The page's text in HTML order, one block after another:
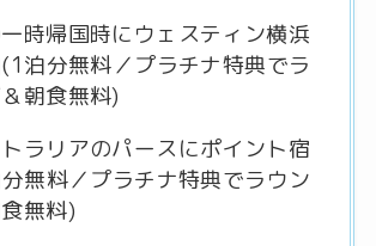
時帰国時にウェスティン横浜
泊分無料／プラチナ特典でラ
朝食無料)
ラリアのパースにポイント宿
無料／プラチナ特典でラウン
無料)